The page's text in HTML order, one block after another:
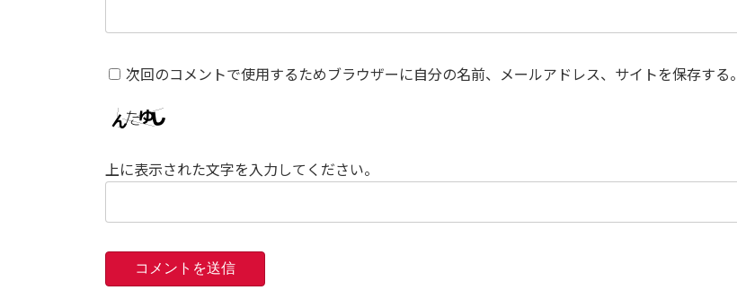
次回のコメントで使用するためブラウザーに自分の名前、メールアドレス、サイトを保存する。
上に表示された文字を入力してください。